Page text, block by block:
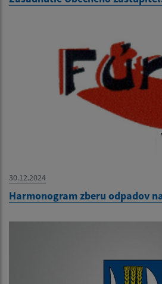
30.12.2024
Harmonogram zberu odpadov